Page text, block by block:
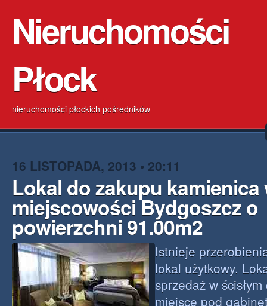
Nieruchomości
Płock
nieruchomości płockich pośredników
16 LISTOPADA, 2013 • 20:11
Lokal do zakupu kamienica
miejscowości Bydgoszcz o
powierzchni 91.00m2
Istnieje
lokal użytkowy.
sprzedaż w
miejsce pod